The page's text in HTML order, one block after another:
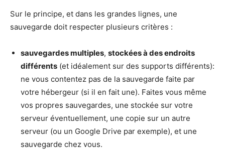
Sur le principe, et dans les grandes lignes, une
sauvegarde doit respecter plusieurs critères :
sauvegardes multiples, stockées à des endroits
différents (et idéalement sur des supports différents):
ne vous contentez pas de la sauvegarde faite par
votre hébergeur (si il en fait une). Faites vous même
vos propres sauvegardes, une stockée sur votre
serveur éventuellement, une copie sur un autre
serveur (ou un Google Drive par exemple), et une
sauvegarde chez vous.